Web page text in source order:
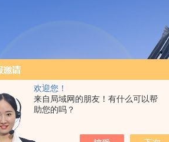
欢迎您！
来自局域网的朋友！有什么可以帮
助您的吗？
您的位置：首页